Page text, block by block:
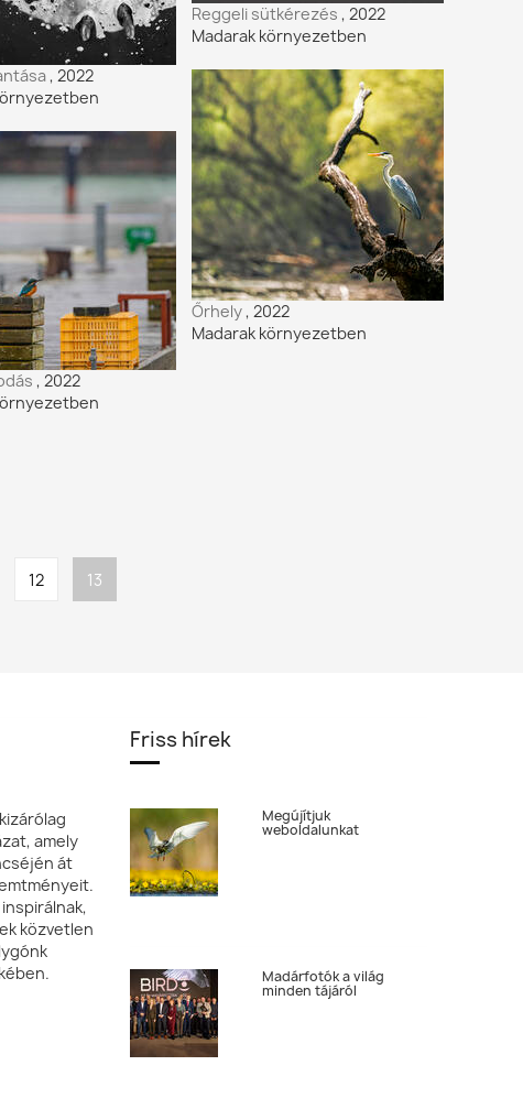
, 2022
, 2022
Reggeli sütkérezés, 2022
Madarak környezetben
Őrhely, 2022
Madarak környezetben
Oldal
12 Jelenlegi
13
amely
át
közvetlen
Friss hírek
Megújítjuk
weboldalunkat
Madárfotók a világ
minden tájáról